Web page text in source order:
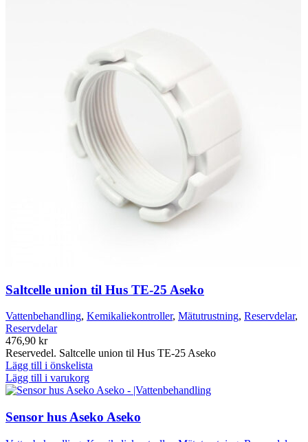
Saltcelle union til Hus TE-25 Aseko
Vattenbehandling, Kemikaliekontroller, Mätutrustning, Reservdelar,
Reservdelar
476,90 kr
Reservedel. Saltcelle union til Hus TE-25 Aseko
Lägg till i önskelista
Lägg till i varukorg
Sensor hus Aseko Aseko